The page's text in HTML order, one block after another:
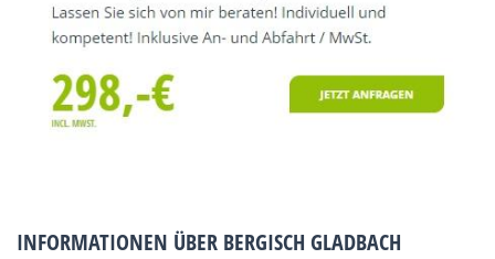
INFORMATIONEN ÜBER BERGISCH GLADBACH